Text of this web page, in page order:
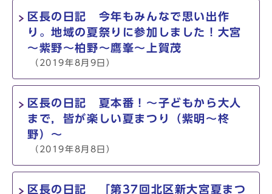
区長の日記 今年もみんなで思い出作
り。地域の夏祭りに参加しました！大宮
～紫野～柏野～鷹峯～上賀茂
（2019年8月9日）
区長の日記 夏本番！～子どもから大人
まで，皆が楽しい夏まつり（紫明～柊
野）～
（2019年8月8日）
区長の日記 「第37回北区新大宮夏まつ